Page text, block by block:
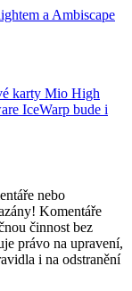
a Ambiscape
karty Mio High
IceWarp bude i
nebo
Komentáře
činnost bez
právo na upravení,
i na odstranění